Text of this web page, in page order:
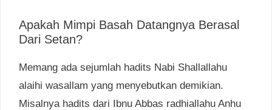
Apakah Mimpi Basah Datangnya Berasal
Dari Setan?
Memang ada sejumlah hadits Nabi Shallallahu
alaihi wasallam yang menyebutkan demikian.
Misalnya hadits dari Ibnu Abbas radhiallahu Anhu